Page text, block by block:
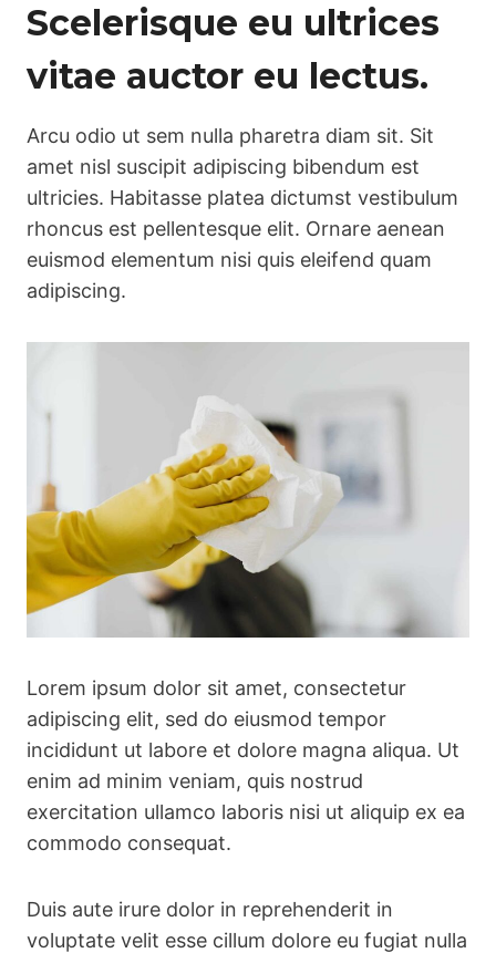
Scelerisque eu ultrices
vitae auctor eu lectus.
Arcu odio ut sem nulla pharetra diam sit. Sit
amet nisl suscipit adipiscing bibendum est
ultricies. Habitasse platea dictumst vestibulum
rhoncus est pellentesque elit. Ornare aenean
euismod elementum nisi quis eleifend quam
adipiscing.
Lorem ipsum dolor sit amet, consectetur
adipiscing elit, sed do eiusmod tempor
incididunt ut labore et dolore magna aliqua. Ut
enim ad minim veniam, quis nostrud
exercitation ullamco laboris nisi ut aliquip ex ea
commodo consequat.
Duis aute irure dolor in reprehenderit in
voluptate velit esse cillum dolore eu fugiat nulla